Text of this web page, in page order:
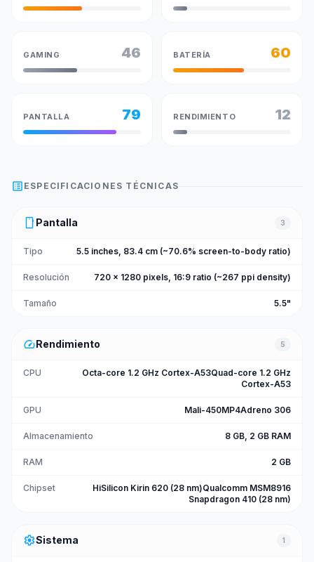
GAMING 46 BATERÍA 60
PANTALLA 79 RENDIMIENTO 12
list_alt ESPECIFICACIONES TÉCNICAS
smartphone Pantalla 3
Tipo 5.5 inches, 83.4 cm (~70.6% screen-to-body ratio)
Resolución 720 x 1280 pixels, 16:9 ratio (~267 ppi density)
Tamaño 5.5"
speedRendimiento 5
CPU
Octa-core 1.2 GHz Cortex-A53Quad-core 1.2 GHz
Cortex-A53
GPU Mali-450MP4Adreno 306
Almacenamiento 8 GB, 2 GB RAM
RAM 2 GB
Chipset
HiSilicon Kirin 620 (28 nm)Qualcomm MSM8916
Snapdragon 410 (28 nm)
settingsSistema 1